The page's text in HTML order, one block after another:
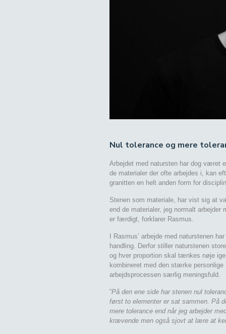
Nul tolerance og mere
Arbejdet med natursten har dog været
de materialer der ofte arbejdes i, kan
granitten en helt anden form for
Stenen som materiale, har vist sig at
end de materialer, jeg normalt
er færdigt, forklarer Rasmus.
I Rasmus’ arbejde med naturstenen
handling. Derfor stiller naturstenen
og hver proportion skal tænkes nøje
kombineret med den stærke
arbejdsprocessen særlig meningsfuld.
”På den ene side har stenen nul
først to elementer er sat sammen. På
mere tolerance end når jeg arbejder
krævende men også sjovt at lære at